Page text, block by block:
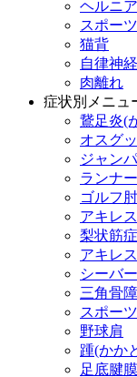
ヘルニア
スポー
猫背
自律神
肉離れ
症状別メニュ
鵞足炎(
オスグ
ジャン
ランナ
ゴルフ
アキレ
梨状筋
アキレ
シーバ
三角骨
スポー
野球肩
踵(かか
足底腱